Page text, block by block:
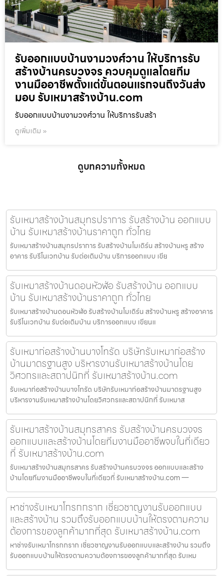
รับออกแบบบ้านงามวงศ์วาน ให้บริการรับ
สร้างบ้านครบวงจร ควบคุมดูแลโดยทีม
งานมืออาชีพตั้งแต่ขั้นตอนแรกจนถึงวันส่ง
มอบ รับเหมาสร้างบ้าน.com
รับออกแบบบ้านงามวงศ์วาน ให้บริการรับสร้า
ดูเพิ่มเติม »
ดูบทความทั้งหมด
รับเหมาสร้างบ้านสมุทรปราการ รับสร้างบ้าน ออกแบบ
บ้าน รับเหมาสร้างบ้านราคาถูก ทั่วไทย
รับเหมาสร้างบ้านสมุทรปราการ รับสร้างบ้านโมเดิร์น สร้างบ้านหรู สร้าง
อาคาร รับรีโนเวทบ้าน รับต่อเติมบ้าน บริการออกแบบ เขีย
รับเหมาสร้างบ้านดอนหัวฬ่อ รับสร้างบ้าน ออกแบบ
บ้าน รับเหมาสร้างบ้านราคาถูก ทั่วไทย
รับเหมาสร้างบ้านดอนหัวฬ่อ รับสร้างบ้านโมเดิร์น สร้างบ้านหรู สร้างอาคาร
รับรีโนเวทบ้าน รับต่อเติมบ้าน บริการออกแบบ เขียนแ
รับเหมาก่อสร้างบ้านบางโทรัด บริษัทรับเหมาก่อสร้าง
บ้านมาตรฐานสูง บริหารงานรับเหมาสร้างบ้านโดย
วิศวกรและสถาปนิกที่ รับเหมาสร้างบ้าน.com
รับเหมาก่อสร้างบ้านบางโทรัด บริษัทรับเหมาก่อสร้างบ้านมาตรฐานสูง
บริหารงานรับเหมาสร้างบ้านโดยวิศวกรและสถาปนิกที่ รับเหมาส
รับเหมาสร้างบ้านสมุทรสาคร รับสร้างบ้านครบวงจร
ออกแบบและสร้างบ้านโดยทีมงานมืออาชีพจบในที่เดียว
ที่ รับเหมาสร้างบ้าน.com
รับเหมาสร้างบ้านสมุทรสาคร รับสร้างบ้านครบวงจร ออกแบบและสร้าง
บ้านโดยทีมงานมืออาชีพจบในที่เดียวที่ รับเหมาสร้างบ้าน.com —
หาช่างรับเหมาโกรกกราก เชี่ยวชาญงานรับออกแบบ
และสร้างบ้าน รวมถึงรับออกแบบบ้านให้ตรงตามความ
ต้องการของลูกค้ามากที่สุด รับเหมาสร้างบ้าน.com
หาช่างรับเหมาโกรกกราก เชี่ยวชาญงานรับออกแบบและสร้างบ้าน รวมถึง
รับออกแบบบ้านให้ตรงตามความต้องการของลูกค้ามากที่สุด รับเหม